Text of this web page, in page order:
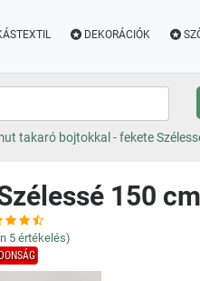
DEKORÁCIÓK
takaró bojtokkal - fekete
150
5 értékelés)